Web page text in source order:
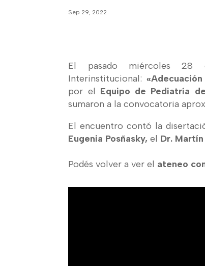
Sep 29, 2022
El pasado miércoles
Interinstitucional:
por el Equipo de Pediatría
sumaron a la convocatoria
El encuentro contó la
Eugenia Posñasky,el Dr.
Podés volver a ver el ateneo